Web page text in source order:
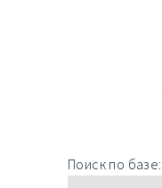
Поиск по базе: